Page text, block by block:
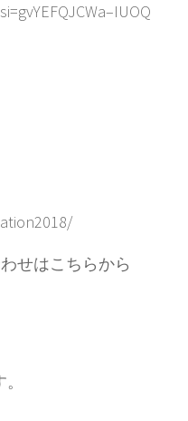
せはこちらから